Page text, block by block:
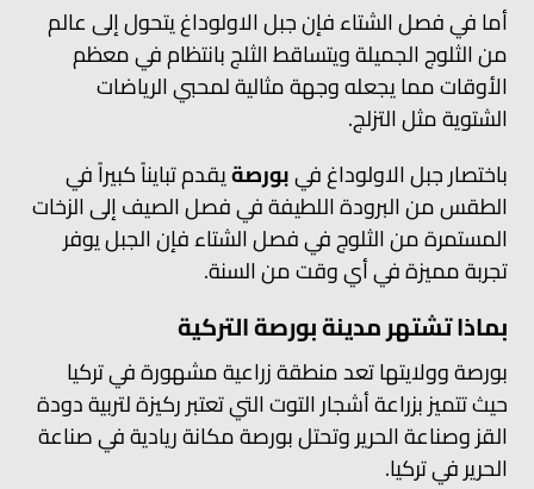
أما في فصل الشتاء فإن جبل الاولوداغ يتحول إلى عالم
من الثلوج الجميلة ويتساقط الثلج بانتظام في معظم
الأوقات مما يجعله وجهة مثالية لمحبي الرياضات
الشتوية مثل التزلج.
باختصار جبل الاولوداغ فيبورصةيقدم تبايناً كبيراً في
الطقس من البرودة اللطيفة في فصل الصيف إلى الزخات
المستمرة من الثلوج في فصل الشتاء فإن الجبل يوفر
تجربة مميزة في أي وقت من السنة.
بماذا تشتهر مدينة بورصة التركية
بورصة وولايتها تعد منطقة زراعية مشهورة في تركيا
حيث تتميز بزراعة أشجار التوت التي تعتبر ركيزة لتربية دودة
القز وصناعة الحرير وتحتل بورصة مكانة ريادية في صناعة
الحرير في تركيا.